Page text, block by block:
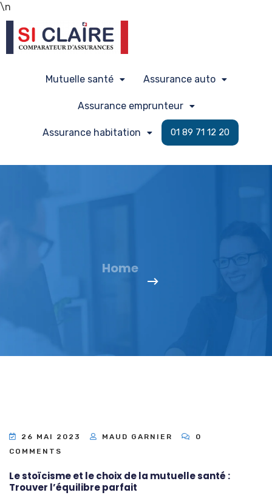
\n
Mutuelle santé Assurance auto
Assurance emprunteur
Assurance habitation 01 89 71 12 20
Home
26 MAI 2023 MAUD GARNIER
0
COMMENTS
Le stoïcisme et le choix de la mutuelle santé :
Trouver l’équilibre parfait